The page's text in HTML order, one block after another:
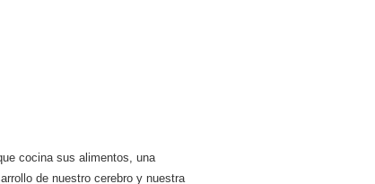
cocina sus alimentos, una
de nuestro cerebro y nuestra